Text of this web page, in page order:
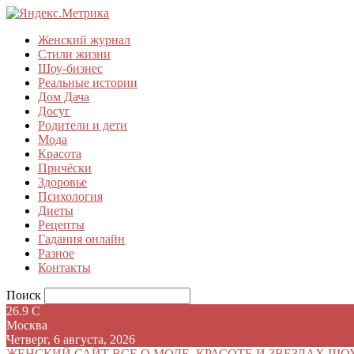
Женский журнал
Стили жизни
Шоу-бизнес
Реальные истории
Дом Дача
Досуг
Родители и дети
Мода
Красота
Причёски
Здоровье
Психология
Диеты
Рецепты
Гадания онлайн
Разное
Контакты
Поиск
26.9 C
Москва
Четверг, 6 августа, 2026